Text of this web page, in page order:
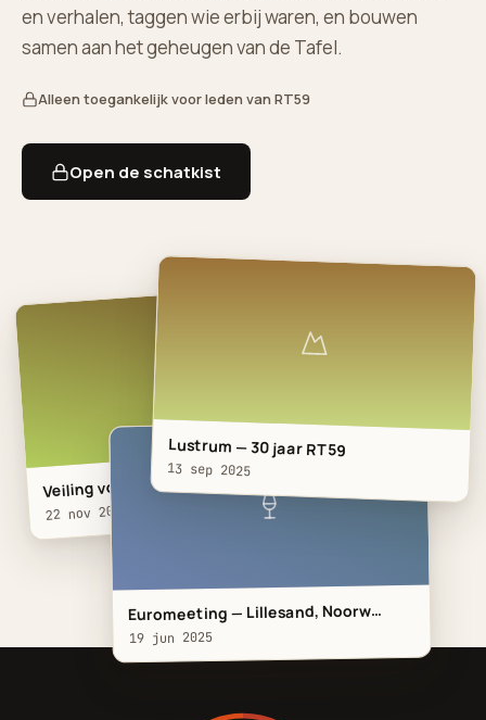
en verhalen, taggen wie erbij waren, en bouwen
samen aan het geheugen van de Tafel.
Alleen toegankelijk voor leden van RT59
Open de schatkist
Veiling voor het Ronald McDona…
22 nov 2025
Lustrum — 30 jaar RT59
13 sep 2025
Euromeeting — Lillesand, Noorw…
19 jun 2025